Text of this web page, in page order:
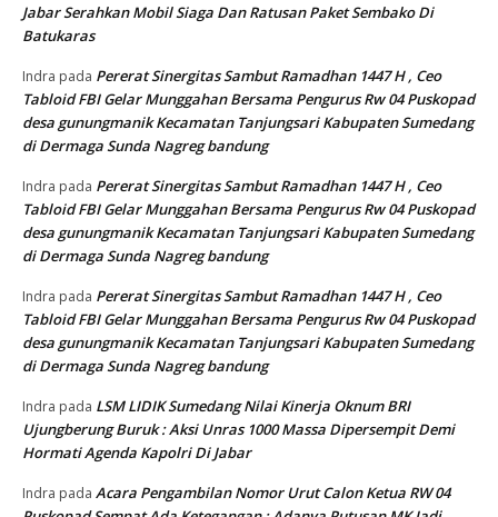
Jabar Serahkan Mobil Siaga Dan Ratusan Paket Sembako Di
Batukaras
Indra pada Pererat Sinergitas Sambut Ramadhan 1447 H , Ceo
Tabloid FBI Gelar Munggahan Bersama Pengurus Rw 04 Puskopad
desa gunungmanik Kecamatan Tanjungsari Kabupaten Sumedang
di Dermaga Sunda Nagreg bandung
Indra pada Pererat Sinergitas Sambut Ramadhan 1447 H , Ceo
Tabloid FBI Gelar Munggahan Bersama Pengurus Rw 04 Puskopad
desa gunungmanik Kecamatan Tanjungsari Kabupaten Sumedang
di Dermaga Sunda Nagreg bandung
Indra pada Pererat Sinergitas Sambut Ramadhan 1447 H , Ceo
Tabloid FBI Gelar Munggahan Bersama Pengurus Rw 04 Puskopad
desa gunungmanik Kecamatan Tanjungsari Kabupaten Sumedang
di Dermaga Sunda Nagreg bandung
Indra pada LSM LIDIK Sumedang Nilai Kinerja Oknum BRI
Ujungberung Buruk : Aksi Unras 1000 Massa Dipersempit Demi
Hormati Agenda Kapolri Di Jabar
Indra pada Acara Pengambilan Nomor Urut Calon Ketua RW 04